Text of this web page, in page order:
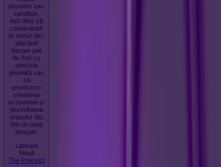
poveste sau
sandbox,
ești liber să
construiești
în ritmul tău,
plasând
fiecare pat
de flori cu
precizie
pixelată sau
să
prioritizezi
creșterea
economiei și
dezvoltarea
orașului tău
într-un oraș
prosper.
Lansare
Nouă
The Precinct